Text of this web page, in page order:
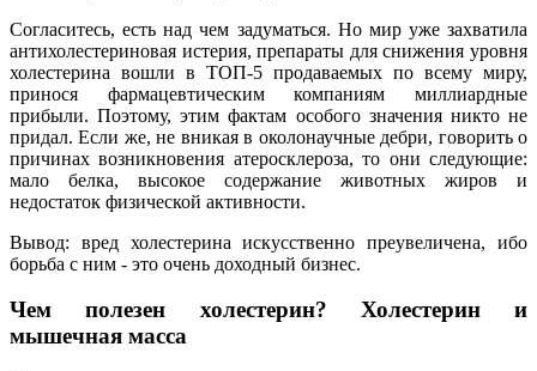
Согласитесь, есть над чем задуматься. Но мир уже захватила
антихолестериновая истерия, препараты для снижения уровня
холестерина вошли в ТОП-5 продаваемых по всему миру,
принося фармацевтическим компаниям миллиардные
прибыли. Поэтому, этим фактам особого значения никто не
придал. Если же, не вникая в околонаучные дебри, говорить о
причинах возникновения атеросклероза, то они следующие:
мало белка, высокое содержание животных жиров и
недостаток физической активности.
Вывод: вред холестерина искусственно преувеличена, ибо
борьба с ним - это очень доходный бизнес.
Чем полезен холестерин? Холестерин и
мышечная масса